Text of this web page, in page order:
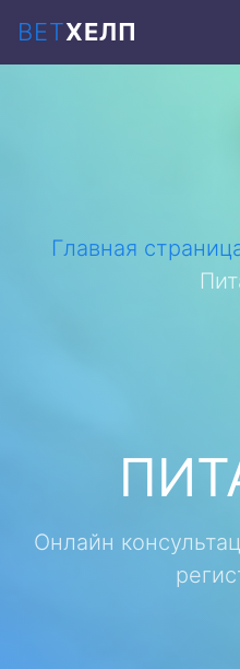
ВЕТХЕЛП
Главная
Онлайн